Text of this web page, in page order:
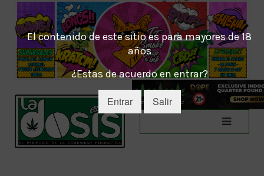
El contenido de este sitio es para mayores de 18
años
¿Estas de acuerdo en entrar?
Entrar Salir